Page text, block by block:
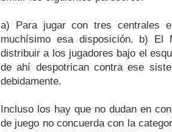
a) Para jugar con tres centrales
muchísimo esa disposición. b) El
distribuir a los jugadores bajo el
de ahí despotrican contra ese
debidamente.
Incluso los hay que no dudan en
de juego no concuerda con la